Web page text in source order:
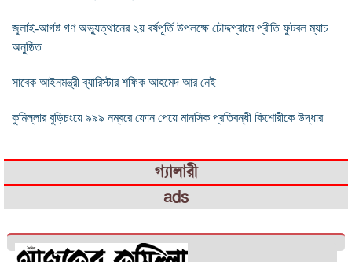
জুলাই-আগষ্ট গণ অভ্যুত্থানের ২য় বর্ষপূর্তি উপলক্ষে চৌদ্দগ্রামে প্রীতি ফুটবল ম্যাচ
অনুষ্ঠিত
সাবেক আইনমন্ত্রী ব্যারিস্টার শফিক আহমেদ আর নেই
কুমিল্লার বুড়িচংয়ে ৯৯৯ নম্বরে ফোন পেয়ে মানসিক প্রতিবন্ধী কিশোরীকে উদ্ধার
গ্যালারী
ads